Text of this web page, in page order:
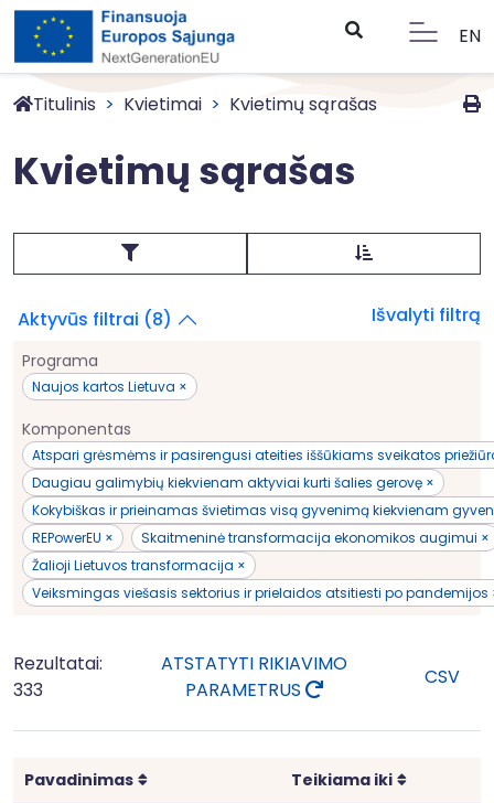
EN
Titulinis Kvietimai Kvietimų sąrašas
Kvietimų sąrašas
Aktyvūs filtrai (8) Išvalyti filtrą
Programa
Naujos kartos Lietuva ×
Komponentas
Atspari grėsmėms ir pasirengusi ateities iššūkiams sveikatos
Daugiau galimybių kiekvienam aktyviai kurti šalies gerovę ×
Kokybiškas ir prieinamas švietimas visą gyvenimą kiekvienam
REPowerEU ×
Skaitmeninė transformacija ekonomikos augimui ×
Žalioji Lietuvos transformacija ×
Veiksmingas viešasis sektorius ir prielaidos atsitiesti po pandemijos
Rezultatai:
333
ATSTATYTI RIKIAVIMO
PARAMETRUS
CSV
Pavadinimas Rikiuoti Teikiama iki Rikiuoti